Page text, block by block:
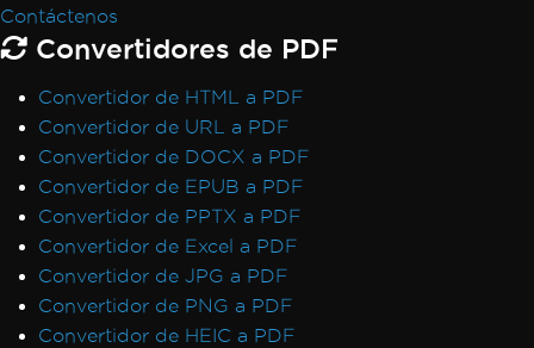
Contáctenos
Convertidores de PDF
Convertidor de HTML a PDF
Convertidor de URL a PDF
Convertidor de DOCX a PDF
Convertidor de EPUB a PDF
Convertidor de PPTX a PDF
Convertidor de Excel a PDF
Convertidor de JPG a PDF
Convertidor de PNG a PDF
Convertidor de HEIC a PDF